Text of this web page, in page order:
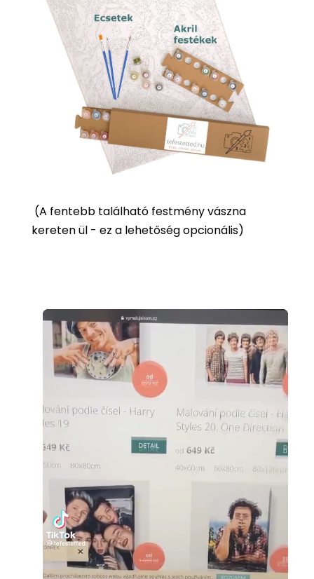
(A fentebb található festmény vászna
kereten ül - ez a lehetőség opcionális)